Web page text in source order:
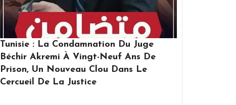
Tunisie : La Condamnation Du Juge
Béchir Akremi À Vingt-Neuf Ans De
Prison, Un Nouveau Clou Dans Le
Cercueil De La Justice